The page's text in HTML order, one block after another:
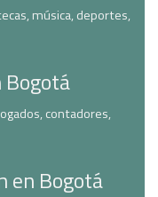
música, deportes,
Bogotá
contadores,
en Bogotá